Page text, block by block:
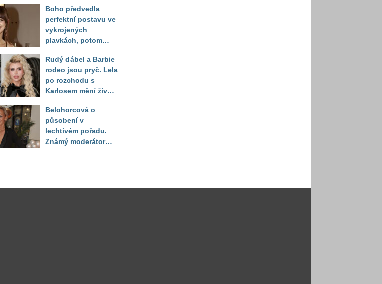
Boho předvedla
perfektní postavu ve
vykrojených
plavkách, potom
těla
Rudý ďábel a Barbie
rodeo jsou pryč. Lela
po rozchodu s
Karlosem mění život i
Sandeva
Belohorcová o
působení v
lechtivém pořadu.
Známý moderátor